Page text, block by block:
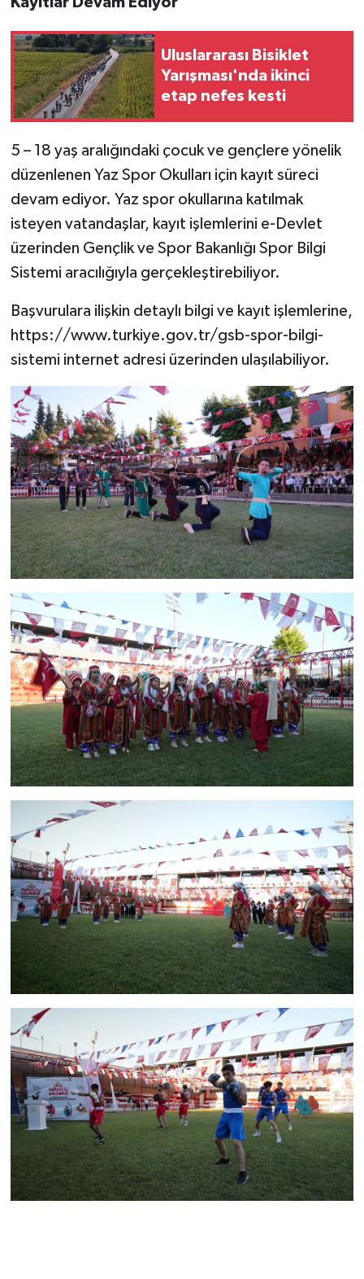
Uluslararası Bisiklet
Yarışması'nda ikinci
etap nefes kesti
5 – 18 yaş aralığındaki çocuk ve gençlere yönelik
düzenlenen Yaz Spor Okulları için kayıt süreci
devam ediyor. Yaz spor okullarına katılmak
isteyen vatandaşlar, kayıt işlemlerini e-Devlet
üzerinden Gençlik ve Spor Bakanlığı Spor Bilgi
Sistemi aracılığıyla gerçekleştirebiliyor.
Başvurulara ilişkin detaylı bilgi ve kayıt işlemlerine,
https://www.turkiye.gov.tr/gsb-spor-bilgi-
sistemi internet adresi üzerinden ulaşılabiliyor.